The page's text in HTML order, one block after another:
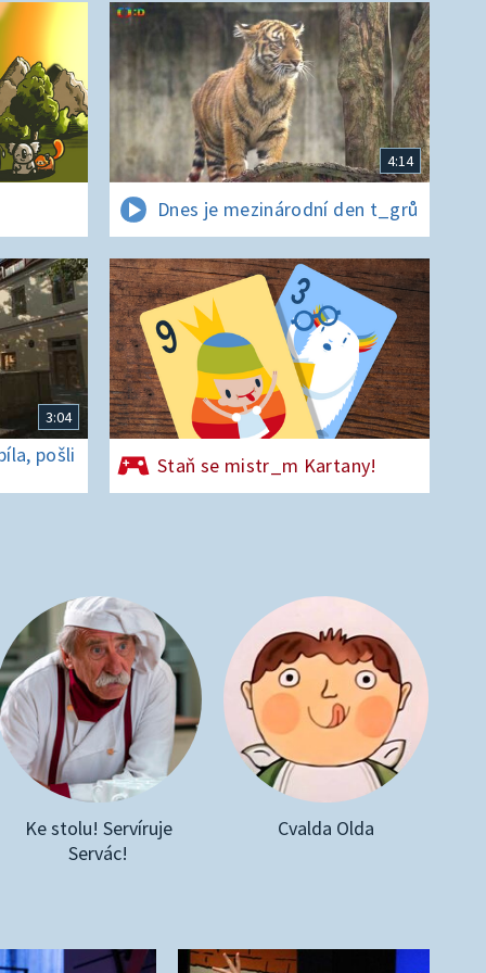
4:14
Dnes je mezinárodní den t_grů
3:04
pošli Staň se mistr_m Kartany!
Ke stolu! Servíruje
Servác!
Cvalda Olda